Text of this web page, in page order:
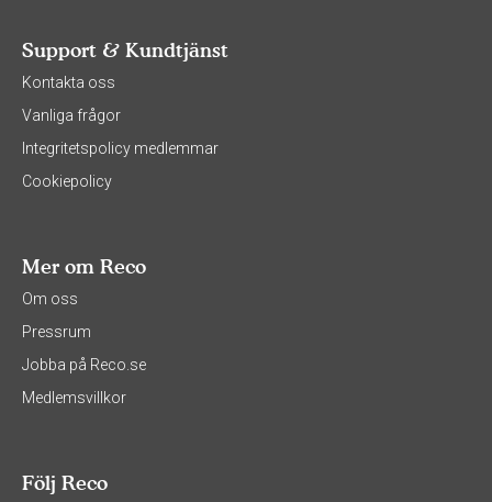
Support & Kundtjänst
Kontakta oss
Vanliga frågor
Integritetspolicy medlemmar
Cookiepolicy
Mer om Reco
Om oss
Pressrum
Jobba på Reco.se
Medlemsvillkor
Följ Reco